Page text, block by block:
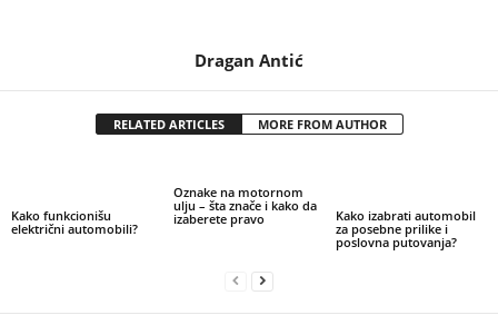
Dragan Antić
RELATED ARTICLES MORE FROM AUTHOR
Kako funkcionišu
električni automobili?
Oznake na motornom
ulju – šta znače i kako da
izaberete pravo
Kako izabrati automobil
za posebne prilike i
poslovna putovanja?